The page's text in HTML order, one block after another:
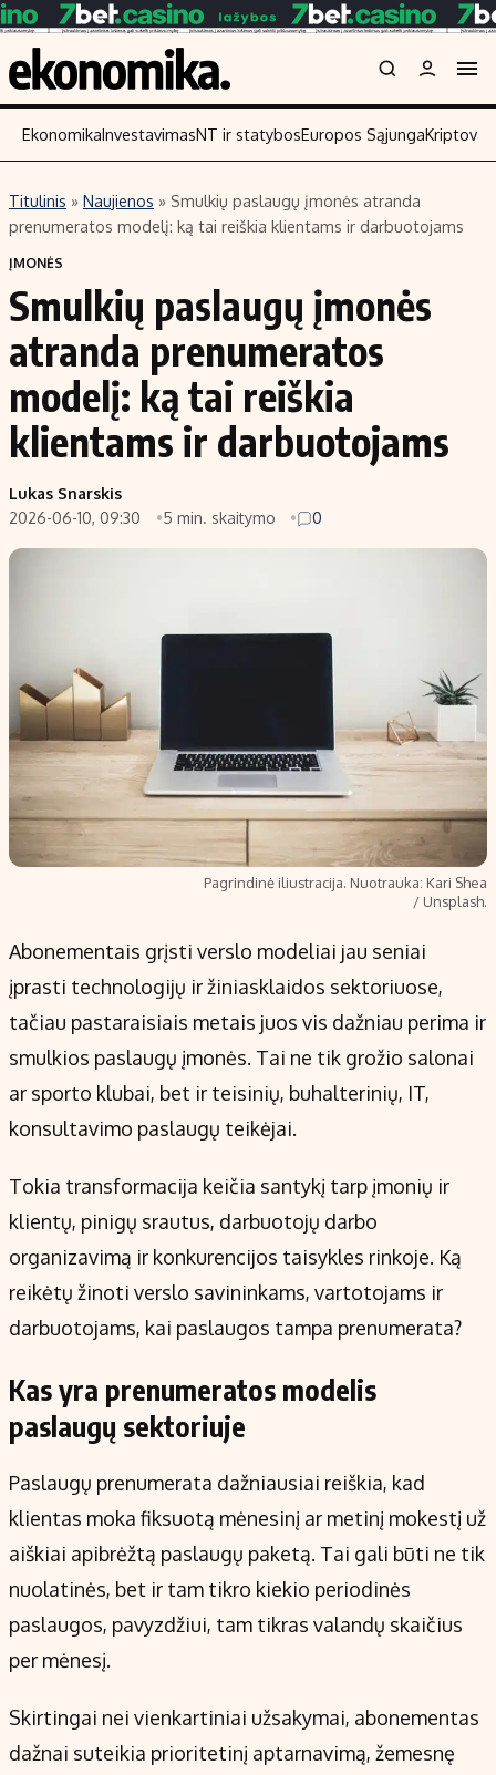
Turinys
Naujienos
Aplinka
Energetika
Ekonomika
Politika
Skaitykite
Įmonės
Žemės ūkis
Technologijos
Laisvalaikis
Kriptovaliutos
Infliacija
Migracija
Indėlių skaičiuoklė
Būsto finansai
Įdomios naujienos
Redakcija
Apie mus
Turinio žymėjimo taisyklės
Kontaktai
Regionų naujienos
Indėlių palūkanos
EkonomikaInvestavimasNT ir statybosEuropos Sąjunga
Titulinis » Naujienos » Smulkių paslaugų įmonės atranda
prenumeratos modelį: ką tai reiškia klientams ir darbuotojams
ĮMONĖS
Smulkių paslaugų įmonės
atranda prenumeratos
modelį: ką tai reiškia
klientams ir darbuotojams
Lukas Snarskis
2026-06-10, 09:30
5 min. skaitymo 0
Pagrindinė iliustracija. Nuotrauka: Kari Shea
/ Unsplash.
Abonementais grįsti verslo modeliai jau seniai
įprasti technologijų ir žiniasklaidos sektoriuose,
tačiau pastaraisiais metais juos vis dažniau perima ir
smulkios paslaugų įmonės. Tai ne tik grožio salonai
ar sporto klubai, bet ir teisinių, buhalterinių, IT,
konsultavimo paslaugų teikėjai.
Tokia transformacija keičia santykį tarp įmonių ir
klientų, pinigų srautus, darbuotojų darbo
organizavimą ir konkurencijos taisykles rinkoje. Ką
reikėtų žinoti verslo savininkams, vartotojams ir
darbuotojams, kai paslaugos tampa prenumerata?
Kas yra prenumeratos modelis
paslaugų sektoriuje
Paslaugų prenumerata dažniausiai reiškia, kad
klientas moka fiksuotą mėnesinį ar metinį mokestį už
aiškiai apibrėžtą paslaugų paketą. Tai gali būti ne tik
nuolatinės, bet ir tam tikro kiekio periodinės
paslaugos, pavyzdžiui, tam tikras valandų skaičius
per mėnesį.
Skirtingai nei vienkartiniai užsakymai, abonementas
dažnai suteikia prioritetinį aptarnavimą, žemesnę